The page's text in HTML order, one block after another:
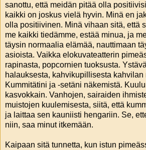
sanottu, että meidän pitää olla
kaikki on joskus vielä hyvin. Minä en
olla positiivinen. Minä vihaan sitä, että
me kaikki tiedämme, estää minua, ja
täysin normaalia elämää, nauttimaan
asioista. Vaikka elokuvateatterin
rapinasta, popcornien tuoksusta.
halauksesta, kahvikupillisesta kahvilan
Kummitätini ja -setäni näkemistä.
kasvokkain. Vanhojen, sairaiden
muistojen kuulemisesta, siitä, että
ja laittaa sen kauniisti hengariin. Se,
niin, saa minut itkemään.
Kaipaan sitä tunnetta, kun istun